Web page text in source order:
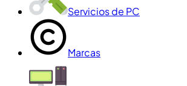
Servicios de PC
Marcas